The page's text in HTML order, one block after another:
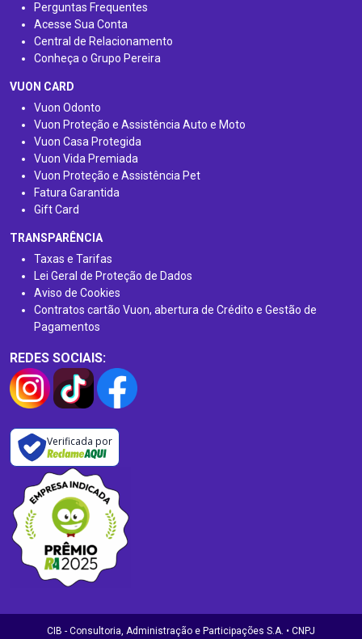
Perguntas Frequentes
Acesse Sua Conta
Central de Relacionamento
Conheça o Grupo Pereira
VUON CARD
Vuon Odonto
Vuon Proteção e Assistência Auto e Moto
Vuon Casa Protegida
Vuon Vida Premiada
Vuon Proteção e Assistência Pet
Fatura Garantida
Gift Card
TRANSPARÊNCIA
Taxas e Tarifas
Lei Geral de Proteção de Dados
Aviso de Cookies
Contratos cartão Vuon, abertura de Crédito e Gestão de
Pagamentos
REDES SOCIAIS:
Verificada por
CIB - Consultoria, Administração e Participações S.A. • CNPJ